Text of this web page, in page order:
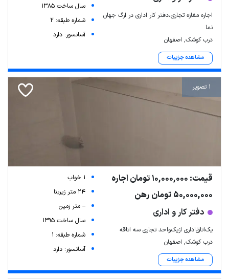
اجاره مغازه تجاری،دفتر کار اداری در ارگ جهان
نما
درب کوشک, اصفهان
مشاهده جزییات
سال ساخت 1385
شماره طبقه: 2
آسانسور: دارد
1 تصویر
قیمت: 10,000,000 تومان اجاره
50,000,000 تومان رهن
دفتر کار و اداری
یک‌اتاق‌اداری از‌یک‌واحد تجاری سه اتاقه
درب کوشک, اصفهان
مشاهده جزییات
1 خواب
24 متر زیربنا
-- متر زمین
سال ساخت 1395
شماره طبقه: 1
آسانسور: دارد